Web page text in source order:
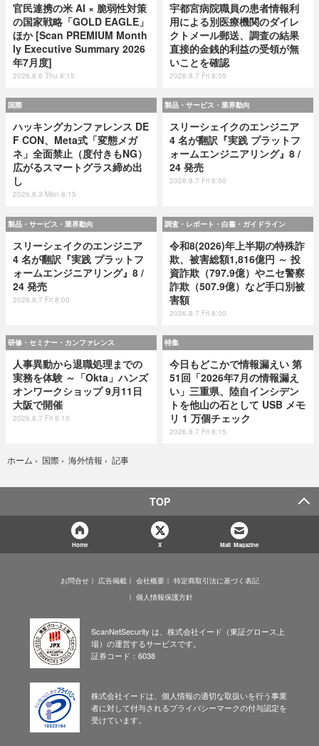
官民連携の米 AI × 脆弱性対策
の国家戦略「GOLD EAGLE」
ほか [Scan PREMIUM Month
ly Executive Summary 2026
年7月度]
2026.8.6 Thu 8:15
宇都宮病院職員の患者情報利
用による別医療機関のダイレ
クトメール郵送、調査の結果
直接的金銭的利益の受領が無
いことを確認
2026.8.7 Fri 8:05
国際
ハッキングカンファレンス DE
F CON、Meta式「変態メガ
ネ」全面禁止（度付きもNG）
広がるスマートグラス締め出
し
2026.8.3 Mon 8:15
製品・サービス・業界動向
スリーシェイクのエンジニア
4 名が翻訳『実践 プラットフ
ォームエンジニアリング』8 /
24 発売
2026.8.7 Fri 8:00
製品・サービス・業界動向
スリーシェイクのエンジニア
4 名が翻訳『実践 プラットフ
ォームエンジニアリング』8 /
24 発売
2026.8.7 Fri 8:00
調査・レポート・白書・ガイドライン
令和8(2026)年上半期の特殊詐
欺、被害総額1,816億円 ～ 投
資詐欺（797.9億）やニセ警察
詐欺（507.9億）など手口別被
害額
2026.8.7 Fri 8:00
研修・セミナー・カンファレンス
人事異動から退職処理までの
実務を体験 ～「Okta」ハンズ
オンワークショップ 9月11日
大阪で開催
2026.8.7 Fri 8:10
特集
今日もどこかで情報漏えい 第
51回「2026年7月の情報漏え
い」三重県、陸自インシデン
トを他山の石として USB メモ
リ 1 万個チェック
2026.8.7 Fri 8:15
ホーム › 国際 › 海外情報 › 記事
TOP
Home X Mail Magazine
お問合せ 広告掲載 会社概要
特定商取引法に基づく表記
個人情報保護方針
ScanNetSecurity は、株式会社イード（東証グロース上
場）の運営するサービスです。
証券コード：6038
株式会社イードは、個人情報の適切な取扱いを行う事業
者に対して付与されるプライバシーマークの付与認定を
受けています。